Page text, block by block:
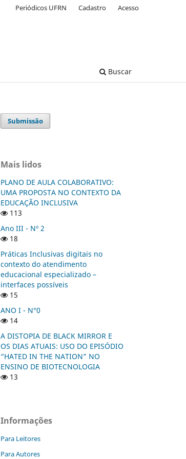
Buscar
Periódicos UFRN Cadastro Acesso
Submissão
Mais lidos
PLANO DE AULA COLABORATIVO:
UMA PROPOSTA NO CONTEXTO DA
EDUCAÇÃO INCLUSIVA
113
Ano III - Nº 2
18
Práticas Inclusivas digitais no
contexto do atendimento
educacional especializado –
interfaces possíveis
15
ANO I - N°0
14
A DISTOPIA DE BLACK MIRROR E
OS DIAS ATUAIS: USO DO EPISÓDIO
“HATED IN THE NATION” NO
ENSINO DE BIOTECNOLOGIA
13
Informações
Para Leitores
Para Autores